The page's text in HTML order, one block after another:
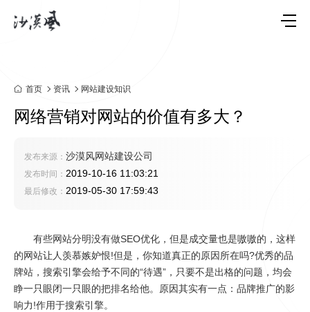
首页 资讯 网站建设知识
网络营销对网站的价值有多大？
发布来源： 沙漠风网站建设公司
发布时间： 2019-10-16 11:03:21
最后修改： 2019-05-30 17:59:43
有些网站分明没有做SEO优化，但是成交量也是嗷嗷的，这样
的网站让人羡慕嫉妒恨!但是，你知道真正的原因所在吗?优秀的品
牌站，搜索引擎会给予不同的“待遇”，只要不是出格的问题，均会
睁一只眼闭一只眼的把排名给他。原因其实有一点：品牌推广的影
响力!作用于搜索引擎。